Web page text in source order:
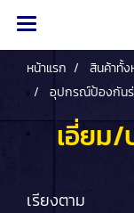
หน้าแรก สินค้าทั้
อุปกรณ์ป้องกันร่
เอี่ยม
เรียงตาม